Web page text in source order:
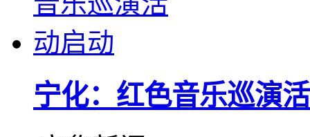
宁化：红色音乐巡演